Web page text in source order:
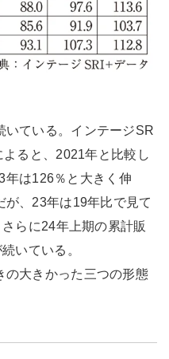
いている。インテージSR
ると、2021年と比較し
年は126％と大きく伸
が、23年は19年比で見て
らに24年上期の累計販
いている。
の大きかった三つの形態